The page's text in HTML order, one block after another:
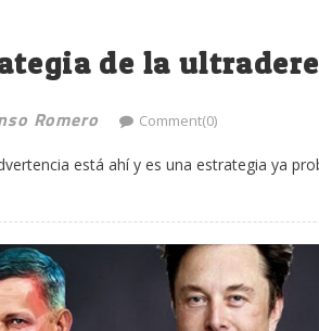
de la
Romero Comment(0)
está ahí y es una estrategia ya